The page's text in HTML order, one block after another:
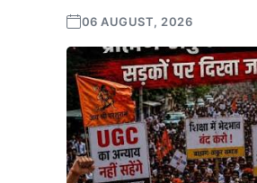
06 AUGUST, 2026